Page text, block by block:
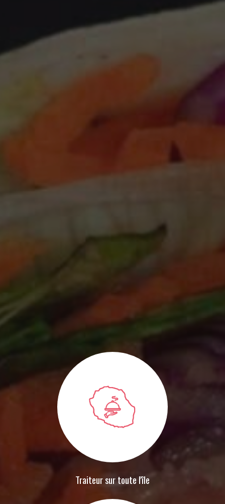
Traiteur sur toute l'île